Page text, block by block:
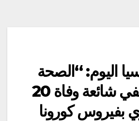
اليوم: “الصحة
العالمية” تنفي شائعة وفاة 20
كورونا